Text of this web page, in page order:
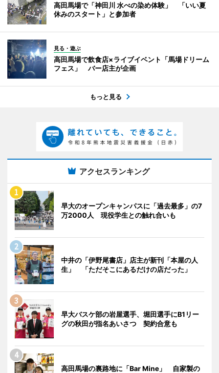
高田馬場で「神田川 水べの染め体験」 「いい夏
休みのスタート」と参加者
見る・遊ぶ
高田馬場で飲食店×ライブイベント「馬場ドリーム
フェス」 バー店主が企画
もっと見る
アクセスランキング
早大のオープンキャンパスに「過去最多」の7
万2000人 現役学生との触れ合いも
中井の「伊野尾書店」店主が新刊「本屋の人
生」 「ただそこにあるだけの店だった」
早大バスケ部の岩屋選手、堀田選手にB1リー
グの秋田が指名あいさつ 契約合意も
高田馬場の裏路地に「Bar Mine」 自家製の